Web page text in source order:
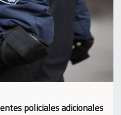
policiales adicionales